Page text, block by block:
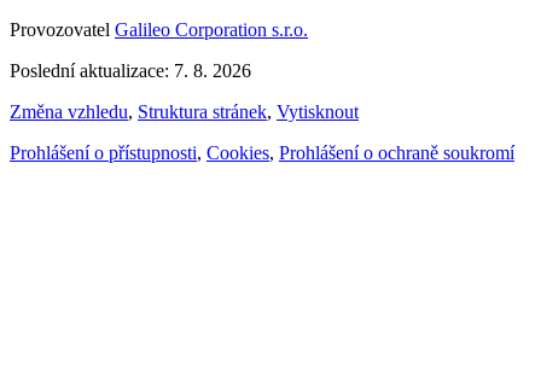
Provozovatel Galileo Corporation s.r.o.
Poslední aktualizace: 7. 8. 2026
Změna vzhledu, Struktura stránek, Vytisknout
Prohlášení o přístupnosti, Cookies, Prohlášení o ochraně soukromí